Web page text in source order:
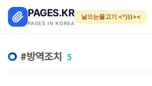
PAGES.KR
PAGES IN KOREA
날으는물고기 <º)))><
방역조치 5